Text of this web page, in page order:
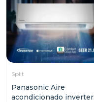
Split
Panasonic Aire
acondicionado inverter